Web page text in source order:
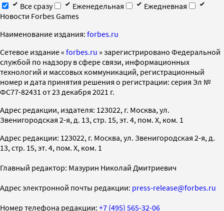
Все сразу
Еженедельная
Ежедневная
Новости Forbes Games
Наименование издания: forbes.ru
Cетевое издание « forbes.ru » зарегистрировано Федеральной
службой по надзору в сфере связи, информационных
технологий и массовых коммуникаций, регистрационный
номер и дата принятия решения о регистрации: серия Эл №
ФС77-82431 от 23 декабря 2021 г.
Адрес редакции, издателя: 123022, г. Москва, ул.
Звенигородская 2-я, д. 13, стр. 15, эт. 4, пом. X, ком. 1
Адрес редакции: 123022, г. Москва, ул. Звенигородская 2-я, д.
13, стр. 15, эт. 4, пом. X, ком. 1
Главный редактор: Мазурин Николай Дмитриевич
Адрес электронной почты редакции: press-release@forbes.ru
Номер телефона редакции: +7 (495) 565-32-06